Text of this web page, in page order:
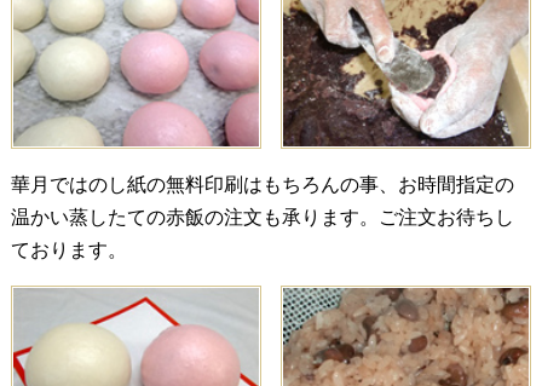
華月ではのし紙の無料印刷はもちろんの事、お時間指定の
温かい蒸したての赤飯の注文も承ります。ご注文お待ちし
ております。